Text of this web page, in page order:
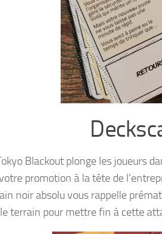
Blackout plonge les joueurs
promotion à la tête de
noir absolu vous rappelle
terrain pour mettre fin à cette